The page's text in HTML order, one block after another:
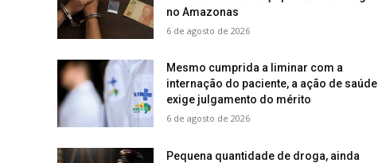
no Amazonas
6 de agosto de 2026
Mesmo cumprida a liminar com a
internação do paciente, a ação de saúde
exige julgamento do mérito
6 de agosto de 2026
Pequena quantidade de droga, ainda